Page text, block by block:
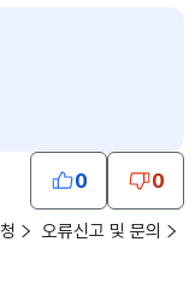
0 0
오류신고 및 문의